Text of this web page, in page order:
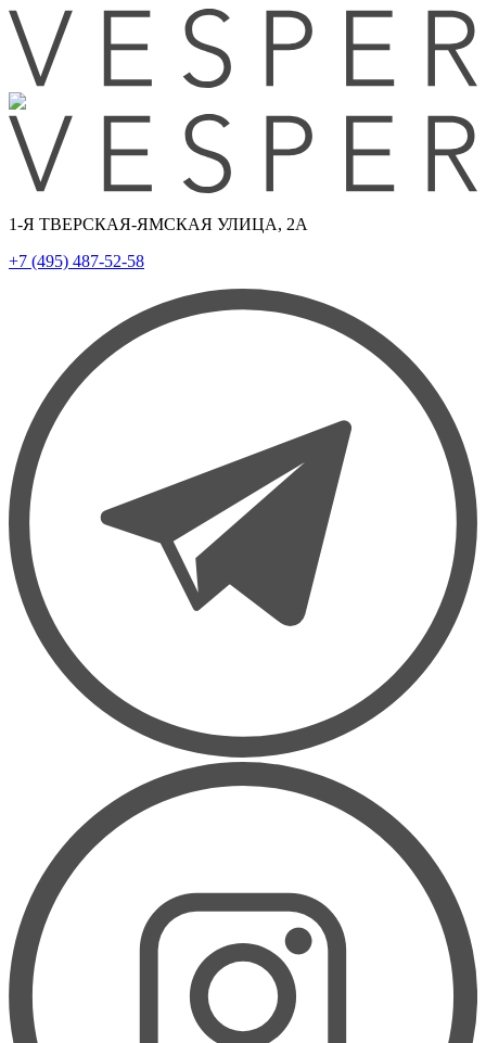
1-Я ТВЕРСКАЯ-ЯМСКАЯ УЛИЦА, 2А
+7 (495) 487-52-58